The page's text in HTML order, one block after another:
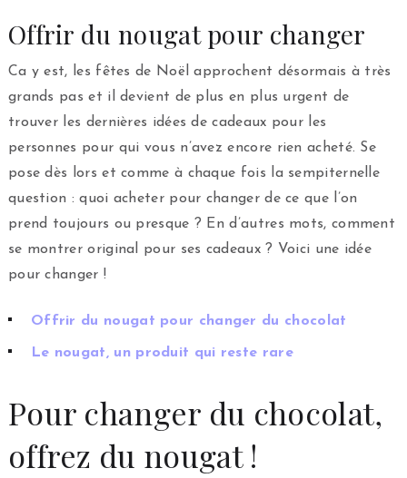
Offrir du nougat pour changer
Ca y est, les fêtes de Noël approchent désormais à très
grands pas et il devient de plus en plus urgent de
trouver les dernières idées de cadeaux pour les
personnes pour qui vous n’avez encore rien acheté. Se
pose dès lors et comme à chaque fois la sempiternelle
question : quoi acheter pour changer de ce que l’on
prend toujours ou presque ? En d’autres mots, comment
se montrer original pour ses cadeaux ? Voici une idée
pour changer !
Offrir du nougat pour changer du chocolat
Le nougat, un produit qui reste rare
Pour changer du chocolat,
offrez du nougat !